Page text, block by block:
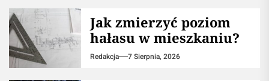
Jak zmierzyć poziom
hałasu w mieszkaniu?
Redakcja 7 Sierpnia, 2026